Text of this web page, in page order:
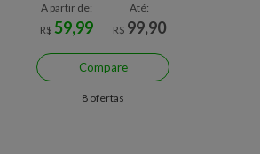
A partir de:
R$59,99
Até:
R$ 99,90
Compare
8 ofertas